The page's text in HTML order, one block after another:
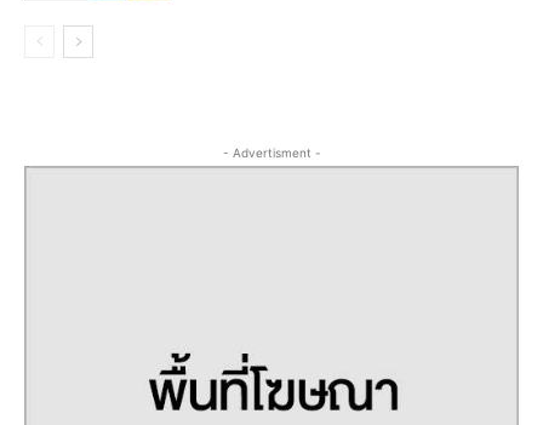
- Advertisment -